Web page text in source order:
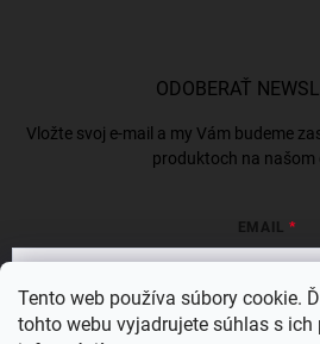
Tento web používa súbory cookie.
tohto webu vyjadrujete súhlas s
ODOBERAŤ
Vložte svoj e-mail a my Vám budeme
produktoch na našom
EMAIL